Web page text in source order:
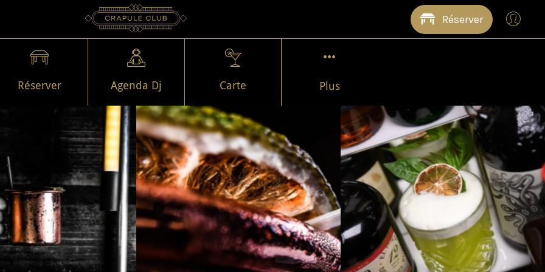
Réserver
Réserver Agenda Dj Carte Plus